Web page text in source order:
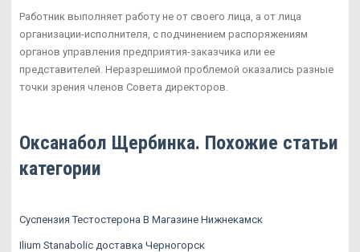
Работник выполняет работу не от своего лица, а от лица
организации-исполнителя, с подчинением распоряжениям
органов управления предприятия-заказчика или ее
представителей. Неразрешимой проблемой оказались разные
точки зрения членов Совета директоров.
Оксанабол Щербинка. Похожие статьи
категории
Суспензия Тестостерона В Магазине Нижнекамск
Ilium Stanabolic доставка Черногорск